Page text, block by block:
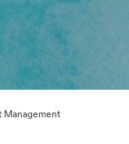
Management